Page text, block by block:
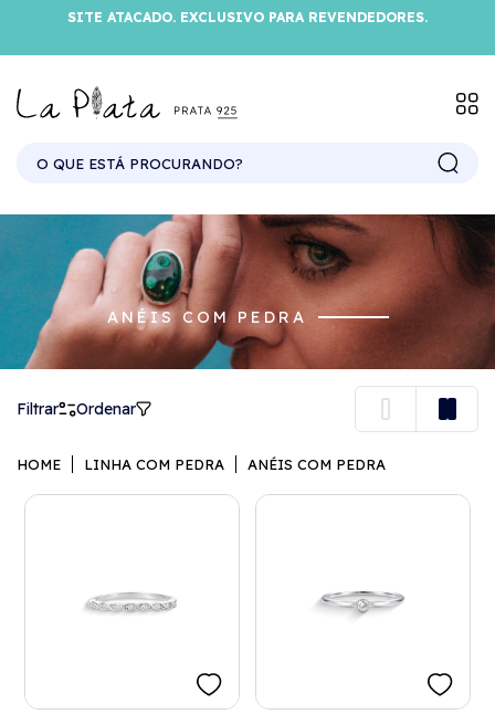
SITE ATACADO. EXCLUSIVO PARA REVENDEDORES.
ANÉIS COM PEDRA
Filtrar Ordenar
HOME LINHA COM PEDRA ANÉIS COM PEDRA